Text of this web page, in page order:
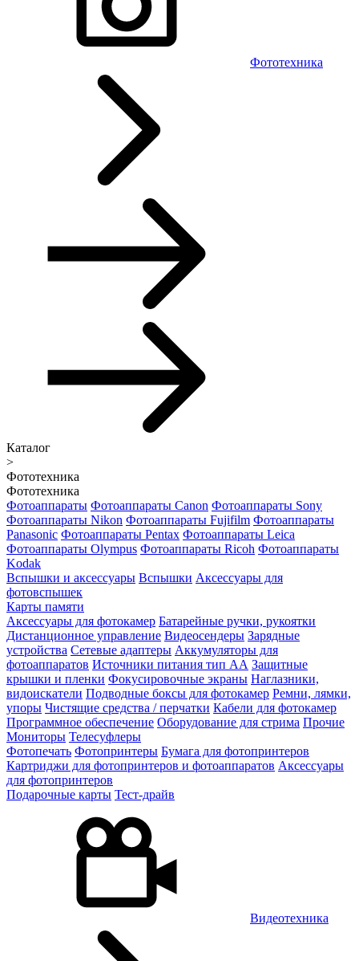
Фототехника
Каталог
>
Фототехника
Фототехника
Фотоаппараты Фотоаппараты Canon Фотоаппараты Sony
Фотоаппараты Nikon Фотоаппараты Fujifilm Фотоаппараты
Panasonic Фотоаппараты Pentax Фотоаппараты Leica
Фотоаппараты Olympus Фотоаппараты Ricoh Фотоаппараты
Kodak
Вспышки и аксессуары Вспышки Аксессуары для
фотовспышек
Карты памяти
Аксессуары для фотокамер Батарейные ручки, рукоятки
Дистанционное управление Видеосендеры Зарядные
устройства Сетевые адаптеры Аккумуляторы для
фотоаппаратов Источники питания тип АА Защитные
крышки и пленки Фокусировочные экраны Наглазники,
видоискатели Подводные боксы для фотокамер Ремни, лямки,
упоры Чистящие средства / перчатки Кабели для фотокамер
Программное обеспечение Оборудование для стрима Прочие
Мониторы Телесуфлеры
Фотопечать Фотопринтеры Бумага для фотопринтеров
Картриджи для фотопринтеров и фотоаппаратов Аксессуары
для фотопринтеров
Подарочные карты Тест-драйв
Видеотехника